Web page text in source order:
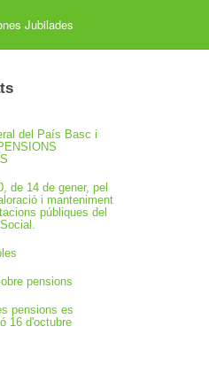
Jubilades
del País Basc i
de 14 de gener, pel
i manteniment
públiques del
pensions
pensions es
16 d'octubre